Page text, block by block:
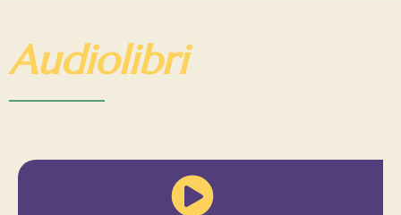
Audiolibri